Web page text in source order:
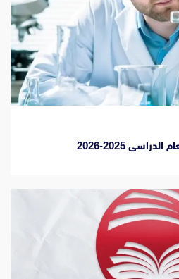
2025-2026